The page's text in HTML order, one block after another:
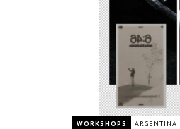
WORKSHOPS ARGENTINA